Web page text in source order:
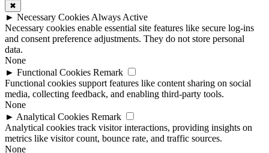
✖
► Necessary Cookies Always Active
Necessary cookies enable essential site features like secure log-ins
and consent preference adjustments. They do not store personal
data.
None
► Functional Cookies Remark
Functional cookies support features like content sharing on social
media, collecting feedback, and enabling third-party tools.
None
► Analytical Cookies Remark
Analytical cookies track visitor interactions, providing insights on
metrics like visitor count, bounce rate, and traffic sources.
None